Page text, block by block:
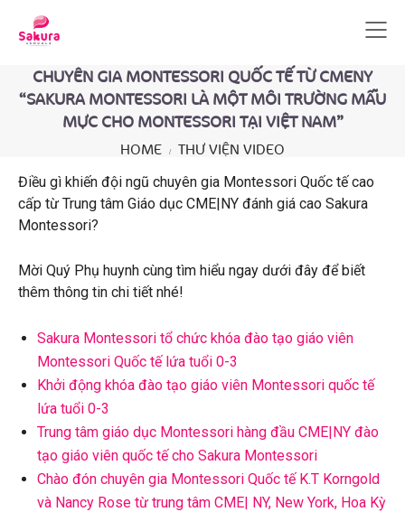
CHUYÊN GIA MONTESSORI QUỐC TẾ TỪ CMENY
“SAKURA MONTESSORI LÀ MỘT MÔI TRƯỜNG MẪU
MỰC CHO MONTESSORI TẠI VIỆT NAM”
HOME THƯ VIỆN VIDEO
Điều gì khiến đội ngũ chuyên gia Montessori Quốc tế cao
cấp từ Trung tâm Giáo dục CME|NY đánh giá cao Sakura
Montessori?
Mời Quý Phụ huynh cùng tìm hiểu ngay dưới đây để biết
thêm thông tin chi tiết nhé!
Sakura Montessori tổ chức khóa đào tạo giáo viên
Montessori Quốc tế lứa tuổi 0-3
Khởi động khóa đào tạo giáo viên Montessori quốc tế
lứa tuổi 0-3
Trung tâm giáo dục Montessori hàng đầu CME|NY đào
tạo giáo viên quốc tế cho Sakura Montessori
Chào đón chuyên gia Montessori Quốc tế K.T Korngold
và Nancy Rose từ trung tâm CME| NY, New York, Hoa Kỳ